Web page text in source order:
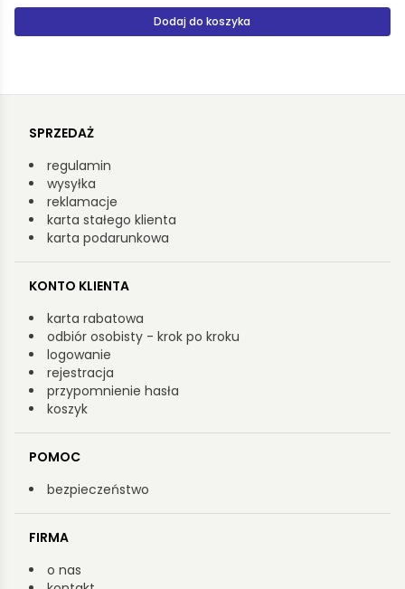
Dodaj do koszyka
SPRZEDAŻ
regulamin
wysyłka
reklamacje
karta stałego klienta
karta podarunkowa
KONTO KLIENTA
karta rabatowa
odbiór osobisty - krok po kroku
logowanie
rejestracja
przypomnienie hasła
koszyk
POMOC
bezpieczeństwo
FIRMA
o nas